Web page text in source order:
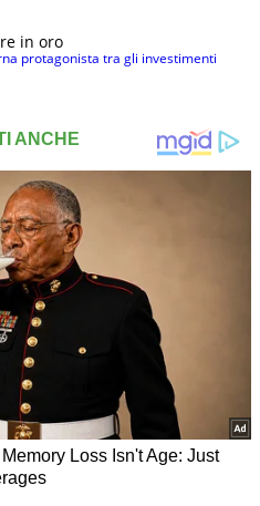
in oro
protagonista tra gli investimenti